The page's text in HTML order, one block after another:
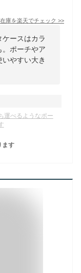
庫を楽天でチェック >>
ースはカラ
。ポーチやア
やすい大き
運べるようなポー
ます